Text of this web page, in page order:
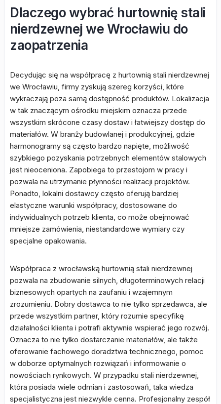
Dlaczego wybrać hurtownię stali
nierdzewnej we Wrocławiu do
zaopatrzenia
Decydując się na współpracę z hurtownią stali nierdzewnej
we Wrocławiu, firmy zyskują szereg korzyści, które
wykraczają poza samą dostępność produktów. Lokalizacja
w tak znaczącym ośrodku miejskim oznacza przede
wszystkim skrócone czasy dostaw i łatwiejszy dostęp do
materiałów. W branży budowlanej i produkcyjnej, gdzie
harmonogramy są często bardzo napięte, możliwość
szybkiego pozyskania potrzebnych elementów stalowych
jest nieoceniona. Zapobiega to przestojom w pracy i
pozwala na utrzymanie płynności realizacji projektów.
Ponadto, lokalni dostawcy często oferują bardziej
elastyczne warunki współpracy, dostosowane do
indywidualnych potrzeb klienta, co może obejmować
mniejsze zamówienia, niestandardowe wymiary czy
specjalne opakowania.
Współpraca z wrocławską hurtownią stali nierdzewnej
pozwala na zbudowanie silnych, długoterminowych relacji
biznesowych opartych na zaufaniu i wzajemnym
zrozumieniu. Dobry dostawca to nie tylko sprzedawca, ale
przede wszystkim partner, który rozumie specyfikę
działalności klienta i potrafi aktywnie wspierać jego rozwój.
Oznacza to nie tylko dostarczanie materiałów, ale także
oferowanie fachowego doradztwa technicznego, pomoc
w doborze optymalnych rozwiązań i informowanie o
nowościach rynkowych. W przypadku stali nierdzewnej,
która posiada wiele odmian i zastosowań, taka wiedza
specjalistyczna jest niezwykle cenna. Profesjonalny zespół